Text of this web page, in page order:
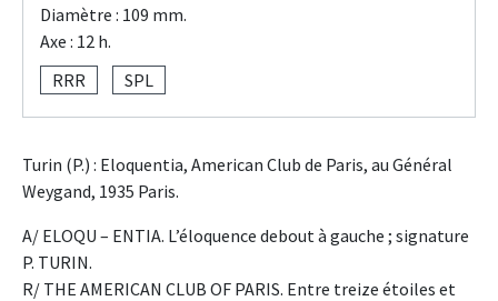
Diamètre : 109 mm.
Axe : 12 h.
RRR
SPL
Turin (P.) : Eloquentia, American Club de Paris, au Général
Weygand, 1935 Paris.
A/ ELOQU – ENTIA. L’éloquence debout à gauche ; signature
P. TURIN.
R/ THE AMERICAN CLUB OF PARIS. Entre treize étoiles et